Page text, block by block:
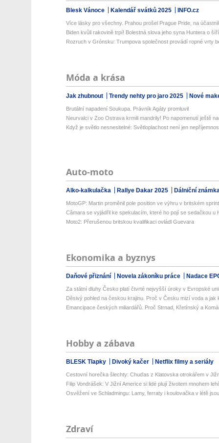
Blesk Vánoce Kalendář svátků 2025 INFO.cz
Více lásky pro všechny. Prahou prošel Prague Pride, na
Biden kvůli rakovině trpí! Bolestná slova jeho syna Huntera o
Rozruch v Grónsku: Trumpova společnost provádí ropné vrty
Móda a krása
Jak zhubnout Trendy nehty pro jaro 2025 Nové
Brutální napadení Soukupa. Právník Agáty promluvil
Neurvalci v Zoo Ostrava krmili mandrily! Po napomenutí ještě
Když je světlo nesnesitelné: Světloplachost není jen
Auto-moto
Alko-kalkulačka Rallye Dakar 2025 Dálniční
MotoGP: Martin proměnil pole position ve výhru v britském
Câmara se vyjádřil ke spekulacím, které ho pojí se sedačkou u
Moto2: Přerušenou britskou kvalifikaci ovládl Guevara
Ekonomika a byznys
Daňové přiznání Novela zákoníku práce Nadace
Za státní dluhy Česko platí čtvrté nejvyšší úroky v Evropské unii
Děsivý pohled na českou krajinu. Proč v Česku mizí voda a jak
Emancipace českých miliardářů. Proč Strnad, Křetínský a
Hobby a zábava
BLESK Tlapky Divoký kačer Netflix filmy a seriály
Cestovní horečka šlechty: Chuďas z Klatovska otrokářem v
Filip Vondrášek: V Jižní Americe si lidé plují životem mnohem
Osvěžení ve Schladmingu: Lamy, ferraty i koulovačka v létě
Zdraví